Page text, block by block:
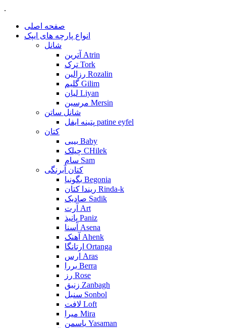
.
صفحه اصلی
انواع پارچه های ایپک
شانل
آترین Atrin
ترک Tork
رزالین Rozalin
گلیم Gilim
لیان Liyan
مرسین Mersin
شانل ساتن
پتینه ایفل patine eyfel
کتان
بیبی Baby
چیلک CHilek
سام Sam
کتان آبرنگی
بگونیا Begonia
ریندا کتان Rinda-k
صادیک Sadik
آرت Art
پانیذ Paniz
آسنا Asena
آهنک Ahenk
ارتانگا Ortanga
ارس Aras
بررا Berra
رز Rose
زنبق Zanbagh
سنبل Sonbol
لافت Loft
میرا Mira
یاسمن Yasaman